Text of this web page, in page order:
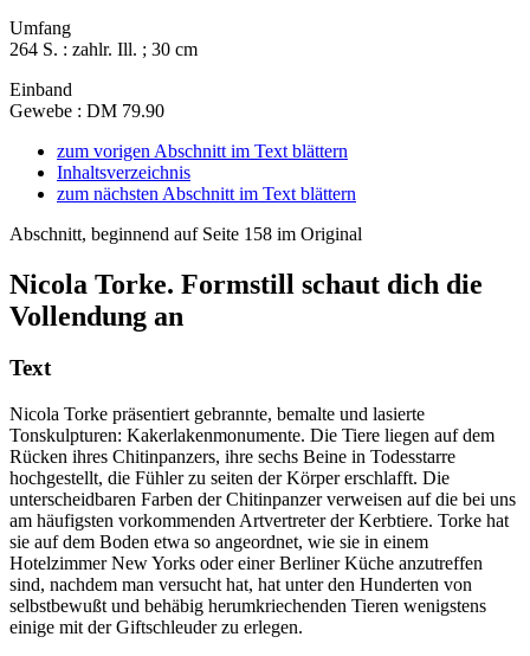
Umfang
264 S. : zahlr. Ill. ; 30 cm
Einband
Gewebe : DM 79.90
zum vorigen Abschnitt im Text blättern
Inhaltsverzeichnis
zum nächsten Abschnitt im Text blättern
Abschnitt, beginnend auf Seite 158 im Original
Nicola Torke. Formstill schaut dich die
Vollendung an
Text
Nicola Torke präsentiert gebrannte, bemalte und lasierte
Tonskulpturen: Kakerlakenmonumente. Die Tiere liegen auf dem
Rücken ihres Chitinpanzers, ihre sechs Beine in Todesstarre
hochgestellt, die Fühler zu seiten der Körper erschlafft. Die
unterscheidbaren Farben der Chitinpanzer verweisen auf die bei uns
am häufigsten vorkommenden Artvertreter der Kerbtiere. Torke hat
sie auf dem Boden etwa so angeordnet, wie sie in einem
Hotelzimmer New Yorks oder einer Berliner Küche anzutreffen
sind, nachdem man versucht hat, hat unter den Hunderten von
selbstbewußt und behäbig herumkriechenden Tieren wenigstens
einige mit der Giftschleuder zu erlegen.